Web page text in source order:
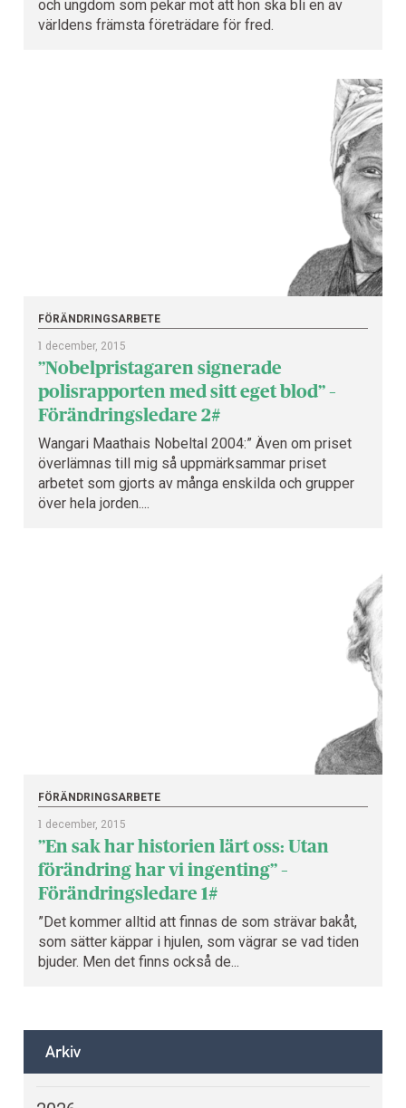
och ungdom som pekar mot att hon ska bli en av
världens främsta företrädare för fred.
FÖRÄNDRINGSARBETE
1 december, 2015
”Nobelpristagaren signerade
polisrapporten med sitt eget blod” –
Förändringsledare 2#
Wangari Maathais Nobeltal 2004:” Även om priset
överlämnas till mig så uppmärksammar priset
arbetet som gjorts av många enskilda och grupper
över hela jorden....
FÖRÄNDRINGSARBETE
1 december, 2015
”En sak har historien lärt oss: Utan
förändring har vi ingenting” –
Förändringsledare 1#
”Det kommer alltid att finnas de som strävar bakåt,
som sätter käppar i hjulen, som vägrar se vad tiden
bjuder. Men det finns också de...
Arkiv